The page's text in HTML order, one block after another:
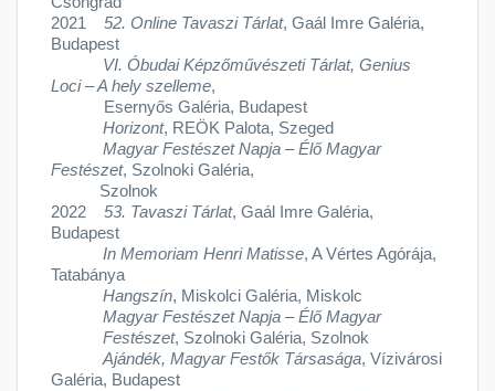
2021 52. Online Tavaszi Tárlat, Gaál Imre Galéria,
Budapest
VI. Óbudai Képzőművészeti Tárlat, Genius
Loci – A hely szelleme,
Esernyős Galéria, Budapest
Horizont, REÖK Palota, Szeged
Magyar Festészet Napja – Élő Magyar
Festészet, Szolnoki Galéria,
Szolnok
2022 53. Tavaszi Tárlat, Gaál Imre Galéria,
Budapest
In Memoriam Henri Matisse, A Vértes Agórája,
Tatabánya
Hangszín, Miskolci Galéria, Miskolc
Magyar Festészet Napja – Élő Magyar
Festészet, Szolnoki Galéria, Szolnok
Ajándék, Magyar Festők Társasága, Vízivárosi
Galéria, Budapest